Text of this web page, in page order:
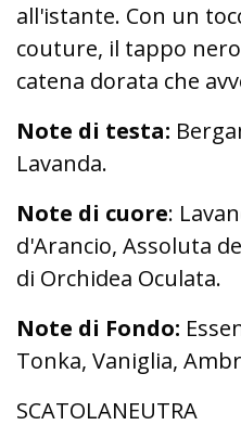
all'istante. Con un
couture, il tappo
catena dorata che
Note di testa:
Lavanda.
Note di cuore:
d'Arancio, Assoluta
di Orchidea Oculata.
Note di Fondo:
Tonka, Vaniglia,
SCATOLANEUTRA